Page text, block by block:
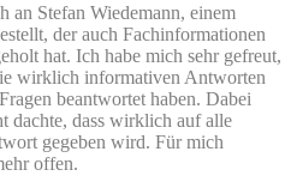
an Stefan Wiedemann, einem
der auch Fachinformationen
hat. Ich habe mich sehr gefreut,
wirklich informativen Antworten
beantwortet haben. Dabei
dachte, dass wirklich auf alle
gegeben wird. Für mich
offen.